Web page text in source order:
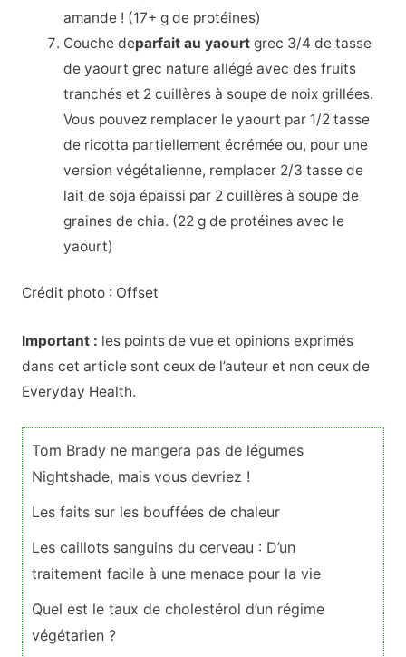
amande ! (17+ g de protéines)
Couche deparfait au yaourt grec 3/4 de tasse
de yaourt grec nature allégé avec des fruits
tranchés et 2 cuillères à soupe de noix grillées.
Vous pouvez remplacer le yaourt par 1/2 tasse
de ricotta partiellement écrémée ou, pour une
version végétalienne, remplacer 2/3 tasse de
lait de soja épaissi par 2 cuillères à soupe de
graines de chia. (22 g de protéines avec le
yaourt)
Crédit photo : Offset
Important : les points de vue et opinions exprimés
dans cet article sont ceux de l’auteur et non ceux de
Everyday Health.
Tom Brady ne mangera pas de légumes
Nightshade, mais vous devriez !
Les faits sur les bouffées de chaleur
Les caillots sanguins du cerveau : D’un
traitement facile à une menace pour la vie
Quel est le taux de cholestérol d’un régime
végétarien ?